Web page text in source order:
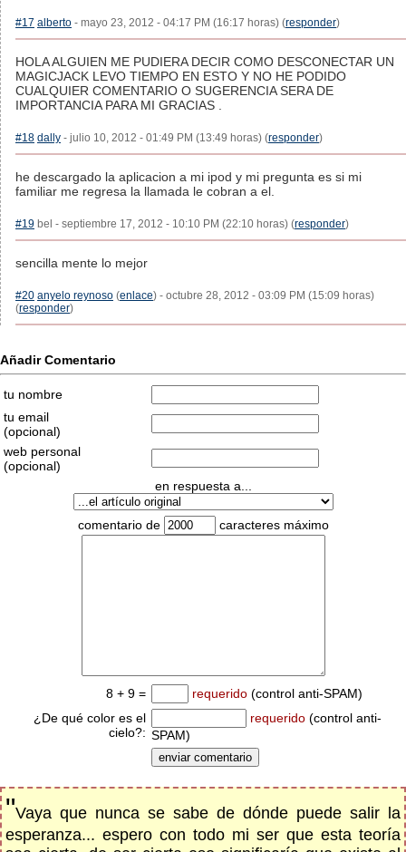
#17 alberto - mayo 23, 2012 - 04:17 PM (16:17 horas) (responder)
HOLA ALGUIEN ME PUDIERA DECIR COMO DESCONECTAR UN
MAGICJACK LEVO TIEMPO EN ESTO Y NO HE PODIDO
CUALQUIER COMENTARIO O SUGERENCIA SERA DE
IMPORTANCIA PARA MI GRACIAS .
#18 dally - julio 10, 2012 - 01:49 PM (13:49 horas) (responder)
he descargado la aplicacion a mi ipod y mi pregunta es si mi
familiar me regresa la llamada le cobran a el.
#19 bel - septiembre 17, 2012 - 10:10 PM (22:10 horas) (responder)
sencilla mente lo mejor
#20 anyelo reynoso (enlace) - octubre 28, 2012 - 03:09 PM (15:09 horas)
(responder)
Añadir Comentario
tu nombre
tu email
(opcional)
web personal
(opcional)
en respuesta a...
comentario de caracteres máximo
8 + 9 = requerido (control anti-SPAM)
¿De qué color es el
cielo?:
requerido (control anti-
SPAM)
"Vaya que nunca se sabe de dónde puede salir la
esperanza... espero con todo mi ser que esta teoría